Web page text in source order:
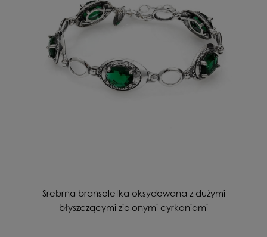
Srebrna bransoletka oksydowana z dużymi
błyszczącymi zielonymi cyrkoniami